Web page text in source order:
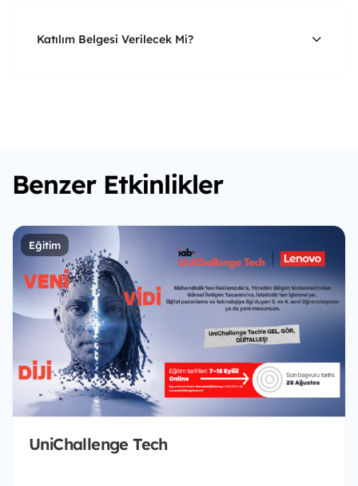
Katılım Belgesi Verilecek Mi?
Benzer Etkinlikler
Eğitim
UniChallenge Tech